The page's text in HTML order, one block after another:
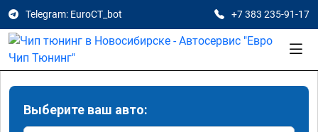
Telegram: EuroCT_bot +7 383 235-91-17
Выберите ваш авто: